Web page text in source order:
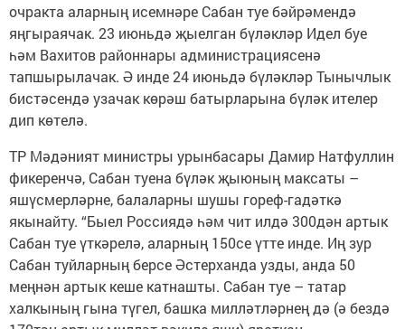
очракта аларның исемнәре Сабан туе бәйрәмендә
яңгыраячак. 23 июньдә җыелган бүләкләр Идел буе
һәм Вахитов районнары администрациясенә
тапшырылачак. Ә инде 24 июньдә бүләкләр Тынычлык
бистәсендә узачак көрәш батырларына бүләк ителер
дип көтелә.
ТР Мәдәният министры урынбасары Дамир Натфуллин
фикеренчә, Сабан туена бүләк җыюның максаты –
яшүсмерләрне, балаларны шушы гореф-гадәткә
якынайту. “Быел Россиядә һәм чит илдә 300дән артык
Сабан туе үткәрелә, аларның 150се үтте инде. Иң зур
Сабан туйларның берсе Әстерханда узды, анда 50
меңнән артык кеше катнашты. Сабан туе – татар
халкының гына түгел, башка милләтләрнең дә (ә бездә